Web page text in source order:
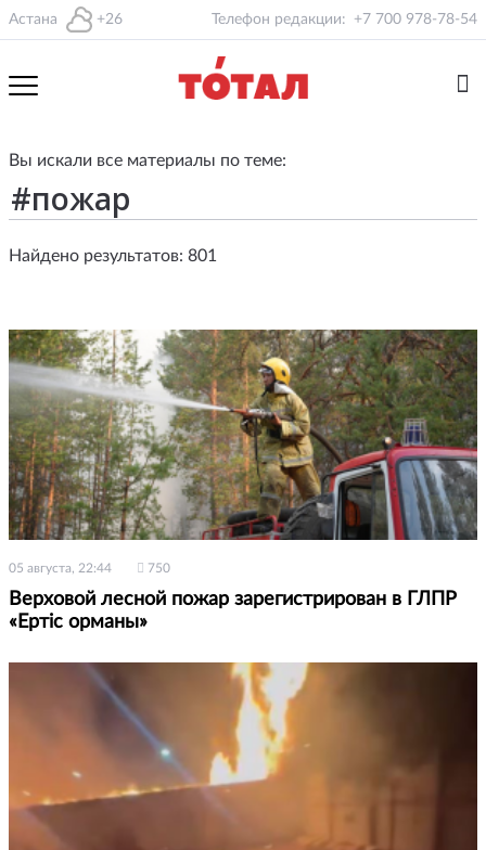
Астана +26 Телефон редакции: +7 700 978-78-54
Вы искали все материалы по теме:
Найдено результатов: 801
05 августа, 22:44 750
Верховой лесной пожар зарегистрирован в ГЛПР
«Ертіс орманы»